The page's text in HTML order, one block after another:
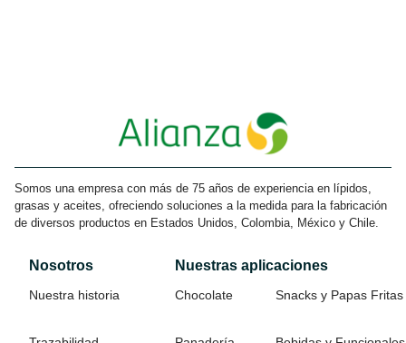
Somos una empresa con más de 75 años de experiencia en lípidos,
grasas y aceites, ofreciendo soluciones a la medida para la fabricación
de diversos productos en Estados Unidos, Colombia, México y Chile.
Nosotros
Nuestra historia
Nuestras aplicaciones
Chocolate Snacks y Papas Fritas